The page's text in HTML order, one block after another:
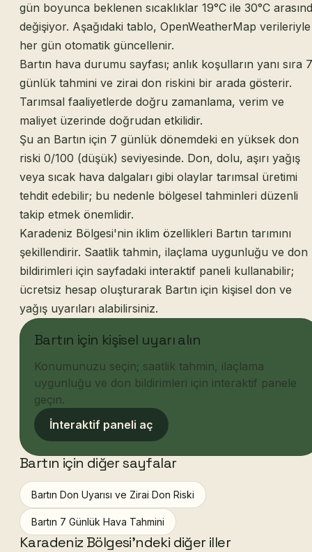
gün boyunca beklenen sıcaklıklar 19°C ile 30°C
değişiyor. Aşağıdaki tablo, OpenWeatherMap verileriyle
her gün otomatik güncellenir.
Bartın hava durumu sayfası; anlık koşulların yanı sıra 7
günlük tahmini ve zirai don riskini bir arada gösterir.
Tarımsal faaliyetlerde doğru zamanlama, verim ve
maliyet üzerinde doğrudan etkilidir.
Şu an Bartın için 7 günlük dönemdeki en yüksek don
riski 0/100 (düşük) seviyesinde. Don, dolu, aşırı yağış
veya sıcak hava dalgaları gibi olaylar tarımsal üretimi
tehdit edebilir; bu nedenle bölgesel tahminleri düzenli
takip etmek önemlidir.
Karadeniz Bölgesi'nin iklim özellikleri Bartın tarımını
şekillendirir. Saatlik tahmin, ilaçlama uygunluğu ve don
bildirimleri için sayfadaki interaktif paneli kullanabilir;
ücretsiz hesap oluşturarak Bartın için kişisel don ve
yağış uyarıları alabilirsiniz.
Bartın için kişisel uyarı alın
Konumunuzu seçin; saatlik tahmin, ilaçlama
uygunluğu ve don bildirimleri için interaktif panele
geçin.
İnteraktif paneli aç
Bartın için diğer sayfalar
Bartın Don Uyarısı ve Zirai Don Riski
Bartın 7 Günlük Hava Tahmini
Karadeniz Bölgesi'ndeki diğer iller